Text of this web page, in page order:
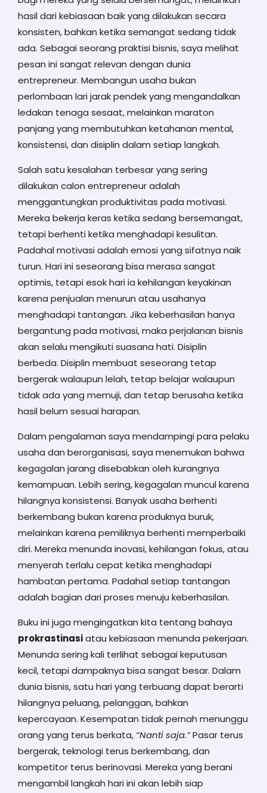
hasil dari kebiasaan baik yang dilakukan secara
konsisten, bahkan ketika semangat sedang tidak
ada. Sebagai seorang praktisi bisnis, saya melihat
pesan ini sangat relevan dengan dunia
entrepreneur. Membangun usaha bukan
perlombaan lari jarak pendek yang mengandalkan
ledakan tenaga sesaat, melainkan maraton
panjang yang membutuhkan ketahanan mental,
konsistensi, dan disiplin dalam setiap langkah.
Salah satu kesalahan terbesar yang sering
dilakukan calon entrepreneur adalah
menggantungkan produktivitas pada motivasi.
Mereka bekerja keras ketika sedang bersemangat,
tetapi berhenti ketika menghadapi kesulitan.
Padahal motivasi adalah emosi yang sifatnya naik
turun. Hari ini seseorang bisa merasa sangat
optimis, tetapi esok hari ia kehilangan keyakinan
karena penjualan menurun atau usahanya
menghadapi tantangan. Jika keberhasilan hanya
bergantung pada motivasi, maka perjalanan bisnis
akan selalu mengikuti suasana hati. Disiplin
berbeda. Disiplin membuat seseorang tetap
bergerak walaupun lelah, tetap belajar walaupun
tidak ada yang memuji, dan tetap berusaha ketika
hasil belum sesuai harapan.
Dalam pengalaman saya mendampingi para pelaku
usaha dan berorganisasi, saya menemukan bahwa
kegagalan jarang disebabkan oleh kurangnya
kemampuan. Lebih sering, kegagalan muncul karena
hilangnya konsistensi. Banyak usaha berhenti
berkembang bukan karena produknya buruk,
melainkan karena pemiliknya berhenti memperbaiki
diri. Mereka menunda inovasi, kehilangan fokus, atau
menyerah terlalu cepat ketika menghadapi
hambatan pertama. Padahal setiap tantangan
adalah bagian dari proses menuju keberhasilan.
Buku ini juga mengingatkan kita tentang bahaya
prokrastinasiatau kebiasaan menunda pekerjaan.
Menunda sering kali terlihat sebagai keputusan
kecil, tetapi dampaknya bisa sangat besar. Dalam
dunia bisnis, satu hari yang terbuang dapat berarti
hilangnya peluang, pelanggan, bahkan
kepercayaan. Kesempatan tidak pernah menunggu
orang yang terus berkata, “Nanti saja.”Pasar terus
bergerak, teknologi terus berkembang, dan
kompetitor terus berinovasi. Mereka yang berani
mengambil langkah hari ini akan lebih siap